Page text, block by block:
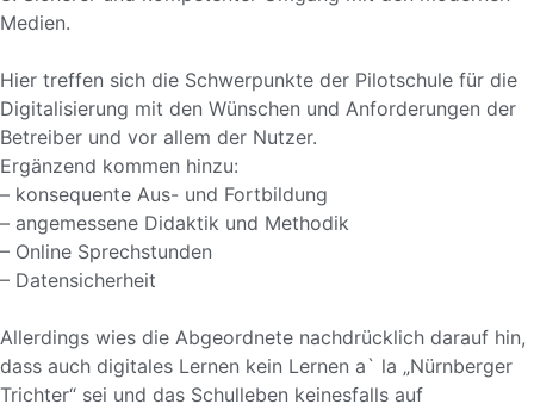
Medien.
Hier treffen sich die Schwerpunkte der Pilotschule für die
Digitalisierung mit den Wünschen und Anforderungen der
Betreiber und vor allem der Nutzer.
Ergänzend kommen hinzu:
– konsequente Aus- und Fortbildung
– angemessene Didaktik und Methodik
– Online Sprechstunden
– Datensicherheit
Allerdings wies die Abgeordnete nachdrücklich darauf hin,
dass auch digitales Lernen kein Lernen a` la „Nürnberger
Trichter“ sei und das Schulleben keinesfalls auf